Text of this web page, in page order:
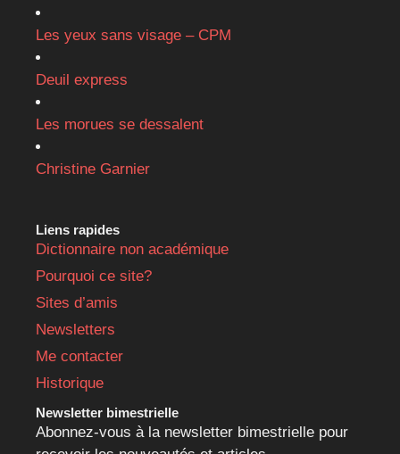
Les yeux sans visage – CPM
Deuil express
Les morues se dessalent
Christine Garnier
Liens rapides
Dictionnaire non académique
Pourquoi ce site?
Sites d’amis
Newsletters
Me contacter
Historique
Newsletter bimestrielle
Abonnez-vous à la newsletter bimestrielle pour